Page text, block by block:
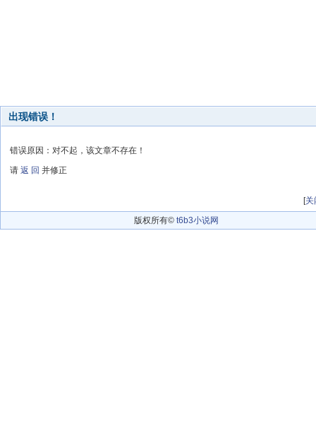
出现错误！
错误原因：对不起，该文章不存在！
请 返 回 并修正
[关
版权所有© t6b3小说网